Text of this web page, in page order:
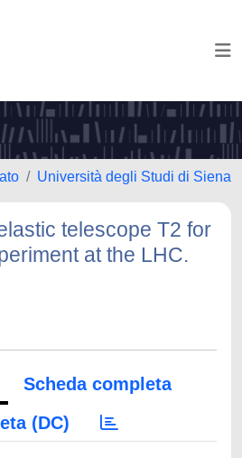
Università degli Studi di Siena
telescope T2 for
at the LHC.
Scheda completa
(DC)